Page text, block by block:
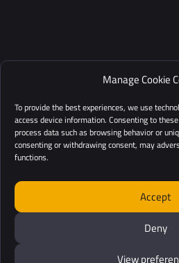
Manage Cookie
To provide the best experiences, we use
access device information. Consenting to
process data such as browsing behavior or
consenting or withdrawing consent, may
functions.
Accept
Deny
View